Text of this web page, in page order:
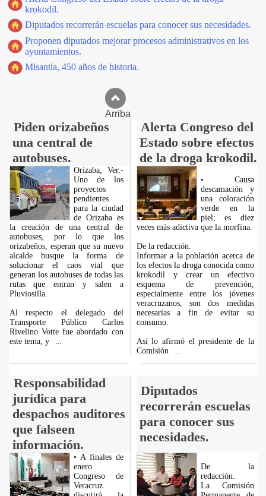
krokodil.
Diputados recorrerán escuelas para conocer sus necesidades.
Proponen diputados mejorar procesos administrativos en los
ayuntamientos.
Misantla, 450 años de historia.
Arriba
Piden orizabeños
una central de
autobuses.
Alerta Congreso del
Estado sobre efectos
de la droga krokodil.
Orizaba, Ver.-
Uno de los
proyectos
pendientes
para la ciudad
de Orizaba es
la creación de una central de
autobuses, por lo que los
orizabeños, esperan que su nuevo
alcalde busque la forma de
solucionar el caos vial que
generan los autobuses de todas las
rutas que entran y salen a
Pluviosilla.
Al respecto el delegado del
Transporte Público Carlos
Rivelino Votte fue abordado con
este tema, y
• Causa
descamación y
una coloración
verde en la
piel; es diez
veces más adictiva que la morfina.
De la redacción.
Informar a la población acerca de
los efectos la droga conocida como
krokodil y crear un efectivo
esquema de prevención,
especialmente entre los jóvenes
veracruzanos, son dos medidas
necesarias a fin de evitar su
consumo.
Así lo afirmó el presidente de la
Comisión
Responsabilidad
jurídica para
despachos auditores
que falseen
información.
Diputados
recorrerán escuelas
para conocer sus
necesidades.
• A finales de
enero
Congreso de
Veracruz
De la
redacción.
La Comisión